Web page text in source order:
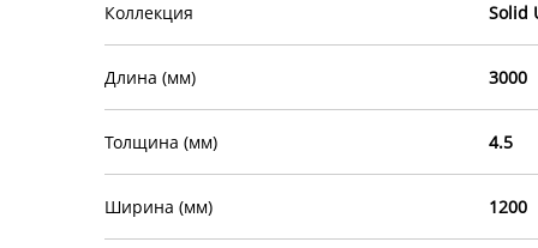
Коллекция Solid
Длина (мм) 3000
Толщина (мм) 4.5
Ширина (мм) 1200